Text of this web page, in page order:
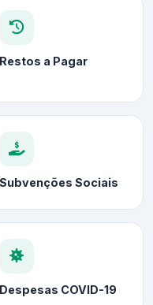
Restos a Pagar
Subvenções Sociais
Despesas COVID-19